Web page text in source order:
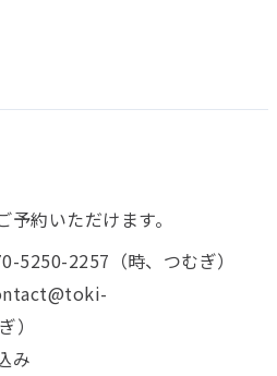
約いただけます。
5250-2257（時、つむぎ）
）
み